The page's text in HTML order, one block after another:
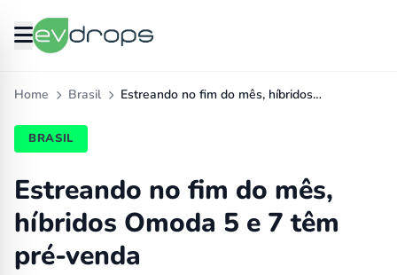
Home Brasil Estreando no fim do mês, híbridos…
BRASIL
Estreando no fim do mês,
híbridos Omoda 5 e 7 têm
pré-venda